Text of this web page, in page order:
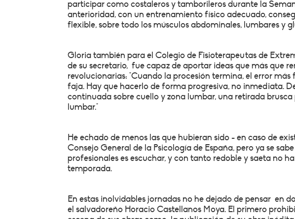
participar como costaleros y tamborileros durante la
anterioridad, con un entrenamiento físico adecuado,
flexible, sobre todo los músculos abdominales, lumbares y
Gloria también para el Colegio de Fisioterapeutas de
de su secretario, fue capaz de aportar ideas que más que
revolucionarias: "Cuando la procesión termina, el error
faja. Hay que hacerlo de forma progresiva, no inmediata.
continuada sobre cuello y zona lumbar, una retirada
lumbar."
He echado de menos las que hubieran sido - en caso de
Consejo General de la Psicología de España, pero ya se
profesionales es escuchar, y con tanto redoble y saeta no
temporada.
En estas inolvidables jornadas no he dejado de pensar en
el salvadoreño Horacio Castellanos Moya. El primero